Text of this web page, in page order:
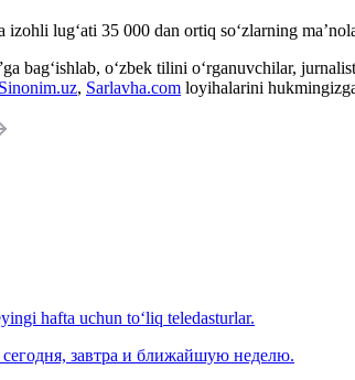
lug‘ati 35 000 dan ortiq so‘zlarning
bag‘ishlab, o‘zbek tilini o‘rganuvchilar,
Sinonim.uz, Sarlavha.com loyihalarini
hafta uchun to‘liq teledasturlar.
завтра и ближайшую неделю.